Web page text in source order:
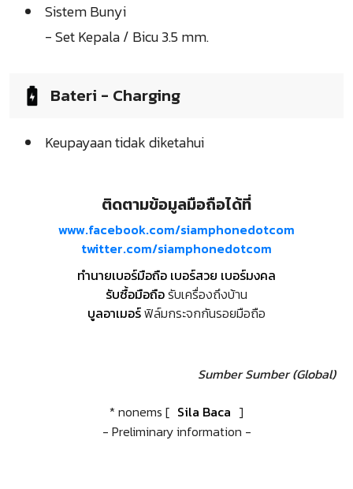
Sistem Bunyi
- Set Kepala / Bicu 3.5 mm.
Bateri - Charging
Keupayaan tidak diketahui
ติดตามข้อมูลมือถือได้ที่
www.facebook.com/siamphonedotcom
twitter.com/siamphonedotcom
ทำนายเบอร์มือถือ เบอร์สวย เบอร์มงคล
รับซื้อมือถือรับเครื่องถึงบ้าน
บูลอาเมอร์ฟิล์มกระจกกันรอยมือถือ
Sumber Sumber (Global)
* nonems [ Sila Baca ]
- Preliminary information -